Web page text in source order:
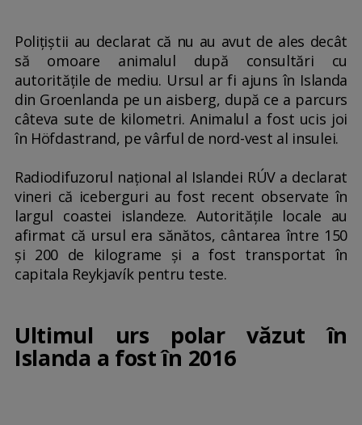
Poliţiştii au declarat că nu au avut de ales decât
să omoare animalul după consultări cu
autorităţile de mediu. Ursul ar fi ajuns în Islanda
din Groenlanda pe un aisberg, după ce a parcurs
câteva sute de kilometri. Animalul a fost ucis joi
în Höfdastrand, pe vârful de nord-vest al insulei.
Radiodifuzorul naţional al Islandei RÚV a declarat
vineri că iceberguri au fost recent observate în
largul coastei islandeze. Autorităţile locale au
afirmat că ursul era sănătos, cântarea între 150
şi 200 de kilograme şi a fost transportat în
capitala Reykjavík pentru teste.
Ultimul urs polar văzut în
Islanda a fost în 2016